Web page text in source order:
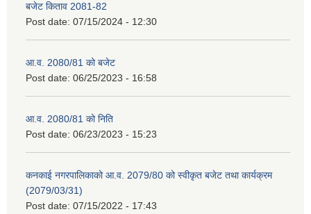
बजेट किताव 2081-82
Post date: 07/15/2024 - 12:30
आ.व. 2080/81 को बजेट
Post date: 06/25/2023 - 16:58
आ.व. 2080/81 को निति
Post date: 06/23/2023 - 15:23
कनकाई नगरपालिकाको आ.व. 2079/80 को स्वीकृत बजेट तथा कार्यक्रम
(2079/03/31)
Post date: 07/15/2022 - 17:43